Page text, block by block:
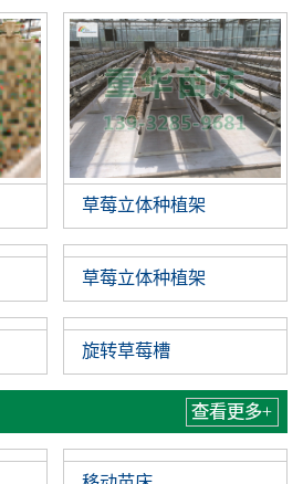
草莓立体种植架
草莓立体种植架
旋转草莓槽
查看更多+